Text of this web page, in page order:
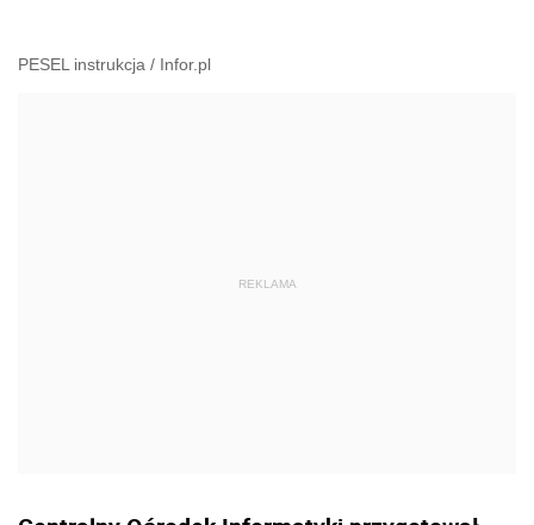
PESEL instrukcja / Infor.pl